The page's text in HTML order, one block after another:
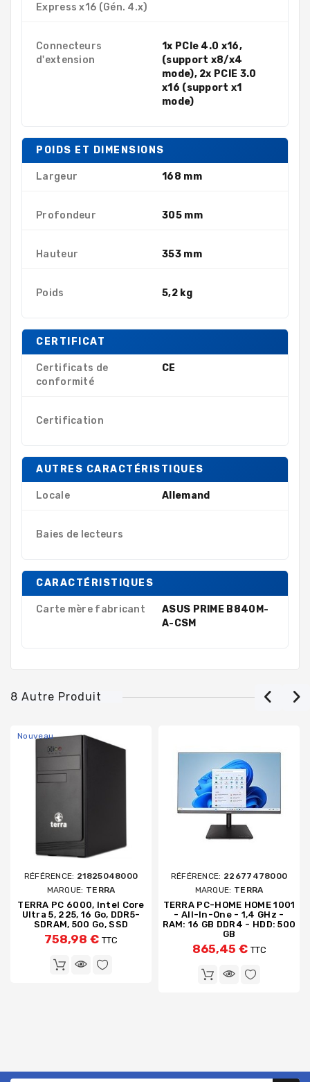
Express x16 (Gén. 4.x)
Connecteurs
d'extension
1x PCIe 4.0 x16,
(support x8/x4
mode), 2x PCIE 3.0
x16 (support x1
mode)
POIDS ET DIMENSIONS
Largeur 168 mm
Profondeur 305 mm
Hauteur 353 mm
Poids 5,2 kg
CERTIFICAT
Certificats de
conformité
CE
Certification
AUTRES CARACTÉRISTIQUES
Locale Allemand
Baies de lecteurs
CARACTÉRISTIQUES
Carte mère fabricant
ASUS PRIME B840M-
A-CSM
8 Autre Produit
Nouveau
RÉFÉRENCE: 21825048000
MARQUE: TERRA
TERRA PC 6000, Intel Core
Ultra 5, 225, 16 Go, DDR5-
SDRAM, 500 Go, SSD
758,98 € TTC
RÉFÉRENCE: 22677478000
MARQUE: TERRA
TERRA PC-HOME HOME 1001
- All-In-One - 1,4 GHz -
RAM: 16 GB DDR4 - HDD: 500
GB
865,45 € TTC